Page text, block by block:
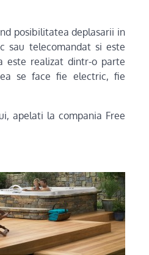
posibilitatea deplasarii in
sau telecomandat si este
este realizat dintr-o parte
se face fie electric, fie
apelati la compania Free